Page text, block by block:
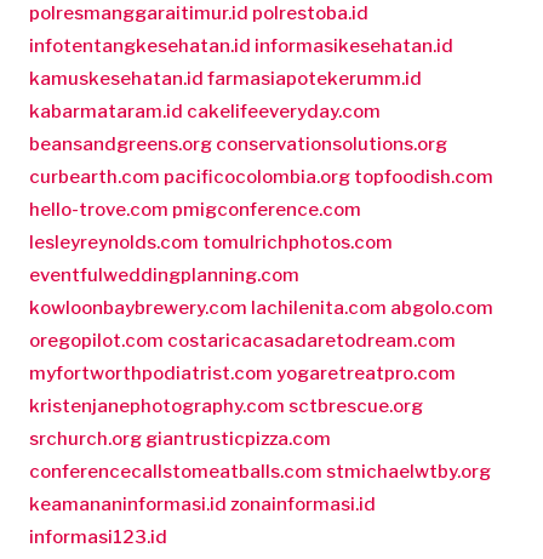
polresmanggaraitimur.id polrestoba.id
infotentangkesehatan.id informasikesehatan.id
kamuskesehatan.id farmasiapotekerumm.id
kabarmataram.id cakelifeeveryday.com
beansandgreens.org conservationsolutions.org
curbearth.com pacificocolombia.org topfoodish.com
hello-trove.com pmigconference.com
lesleyreynolds.com tomulrichphotos.com
eventfulweddingplanning.com
kowloonbaybrewery.com lachilenita.com abgolo.com
oregopilot.com costaricacasadaretodream.com
myfortworthpodiatrist.com yogaretreatpro.com
kristenjanephotography.com sctbrescue.org
srchurch.org giantrusticpizza.com
conferencecallstomeatballs.com stmichaelwtby.org
keamananinformasi.id zonainformasi.id
informasi123.id